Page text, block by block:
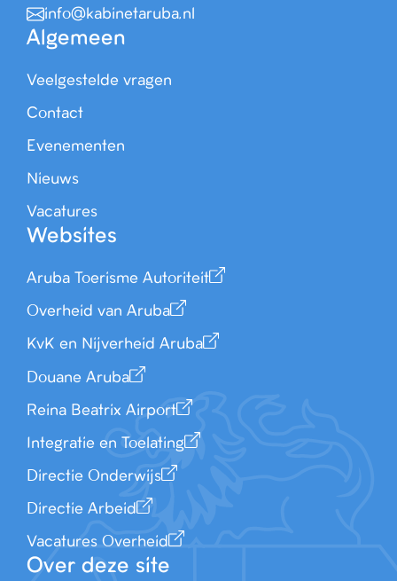
info@kabinetaruba.nl
Algemeen
Veelgestelde vragen
Contact
Evenementen
Nieuws
Vacatures
Websites
Aruba Toerisme Autoriteit
Overheid van Aruba
KvK en Nijverheid Aruba
Douane Aruba
Reina Beatrix Airport
Integratie en Toelating
Directie Onderwijs
Directie Arbeid
Vacatures Overheid
Over deze site